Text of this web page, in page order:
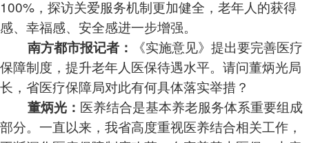
100%，探访关爱服务机制更加健全，老年人的获得
感、幸福感、安全感进一步增强。
南方都市报记者：
《实施意见》提出要完善医疗
保障制度，提升老年人医保待遇水平。请问董炳光局
长，省医疗保障局对此有何具体落实举措？
董炳光： 医养结合是基本养老服务体系重要组成
部分。一直以来，我省高度重视医养结合相关工作，